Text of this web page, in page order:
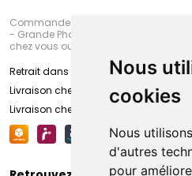
Nous
cookies
Nous
d'autres
pour
Commandez en ligne et venez
- Grande Pharmacie d’Amiens
chez vous ou en point retrait
Retrait dans la pharmacie d’Amiens
Livraison chez vous
Livraison chez votre commerçant